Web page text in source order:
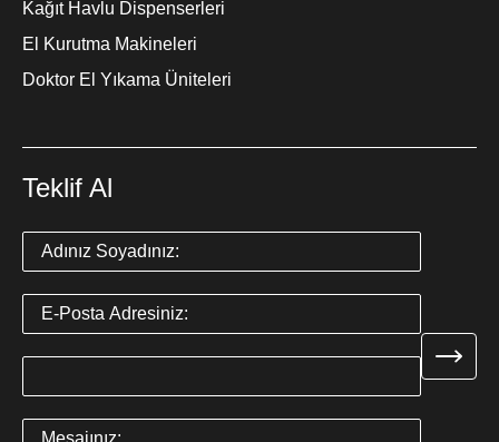
Kağıt Havlu Dispenserleri
El Kurutma Makineleri
Doktor El Yıkama Üniteleri
Teklif Al